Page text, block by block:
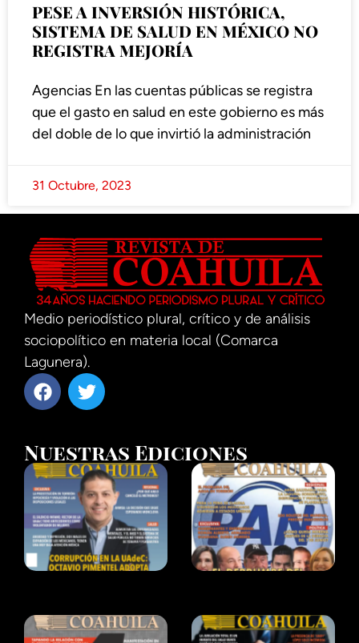
PESE A INVERSIÓN HISTÓRICA,
SISTEMA DE SALUD EN MÉXICO NO
REGISTRA MEJORÍA
Agencias En las cuentas públicas se registra
que el gasto en salud en este gobierno es más
del doble de lo que invirtió la administración
31 Octubre, 2023
Medio periodístico plural, crítico y de análisis
sociopolítico en materia local (Comarca
Lagunera).
Nuestras Ediciones